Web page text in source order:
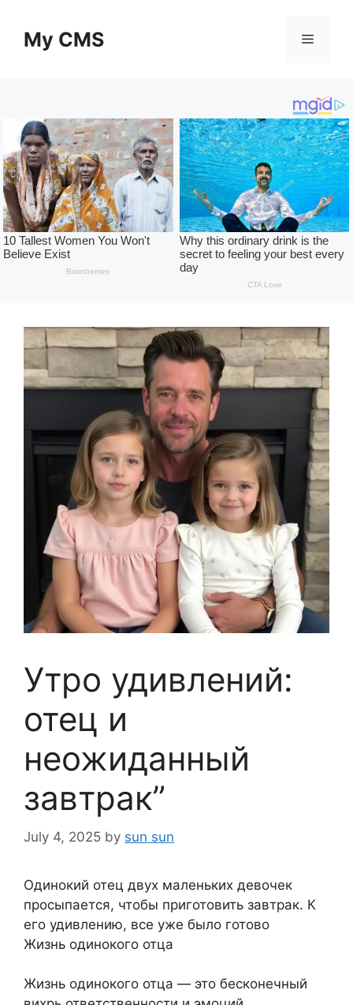
contentMy CMS Menu
Утро удивлений:
отец и
неожиданный
завтрак”
July 4, 2025 by sun sun
Одинокий отец двух маленьких девочек
просыпается, чтобы приготовить завтрак. К
его удивлению, все уже было готово
Жизнь одинокого отца
Жизнь одинокого отца — это бесконечный